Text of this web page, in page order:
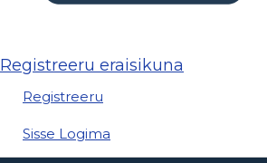
Registreeru eraisikuna
Registreeru
Sisse Logima